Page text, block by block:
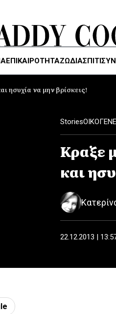
ΕΠΙΚΑΙΡΟΤΗΤΑΖΏΔΙΑΣΠΙΤΙ
ησυχία να μην βρίσκεις!
Stories
Κραξε
και
22.12.2013 |